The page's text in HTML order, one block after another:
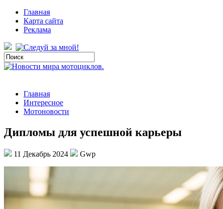
Главная
Карта сайта
Реклама
Главная
Интересное
Мотоновости
Дипломы для успешной карьеры
11 Декабрь 2024 Gwp